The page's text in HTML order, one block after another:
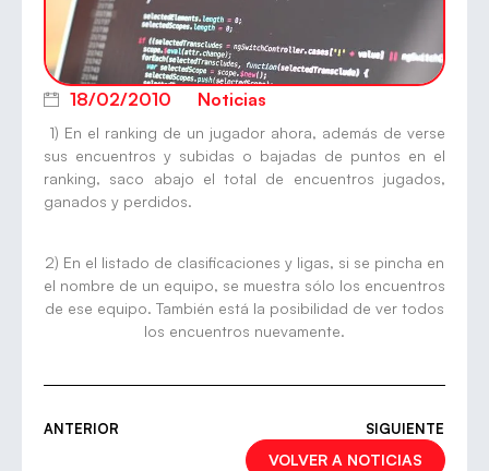
18/02/2010 Noticias
1) En el ranking de un jugador ahora, además de verse
sus encuentros y subidas o bajadas de puntos en el
ranking, saco abajo el total de encuentros jugados,
ganados y perdidos.
2) En el listado de clasificaciones y ligas, si se pincha en
el nombre de un equipo, se muestra sólo los encuentros
de ese equipo. También está la posibilidad de ver todos
los encuentros nuevamente.
ANTERIOR SIGUIENTE
VOLVER A NOTICIAS